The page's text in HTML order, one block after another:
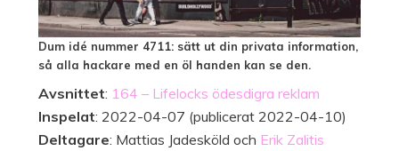
Dum idé nummer 4711: sätt ut din privata information,
så alla hackare med en öl handen kan se den.
Avsnittet: 164 – Lifelocks ödesdigra reklam
Inspelat: 2022-04-07 (publicerat 2022-04-10)
Deltagare: Mattias Jadesköld och Erik Zalitis